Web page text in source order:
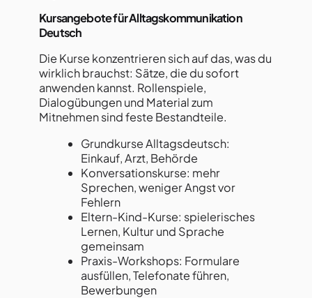
Kursangebote für Alltagskommunikation
Deutsch
Die Kurse konzentrieren sich auf das, was du
wirklich brauchst: Sätze, die du sofort
anwenden kannst. Rollenspiele,
Dialogübungen und Material zum
Mitnehmen sind feste Bestandteile.
Grundkurse Alltagsdeutsch:
Einkauf, Arzt, Behörde
Konversationskurse: mehr
Sprechen, weniger Angst vor
Fehlern
Eltern-Kind-Kurse: spielerisches
Lernen, Kultur und Sprache
gemeinsam
Praxis-Workshops: Formulare
ausfüllen, Telefonate führen,
Bewerbungen